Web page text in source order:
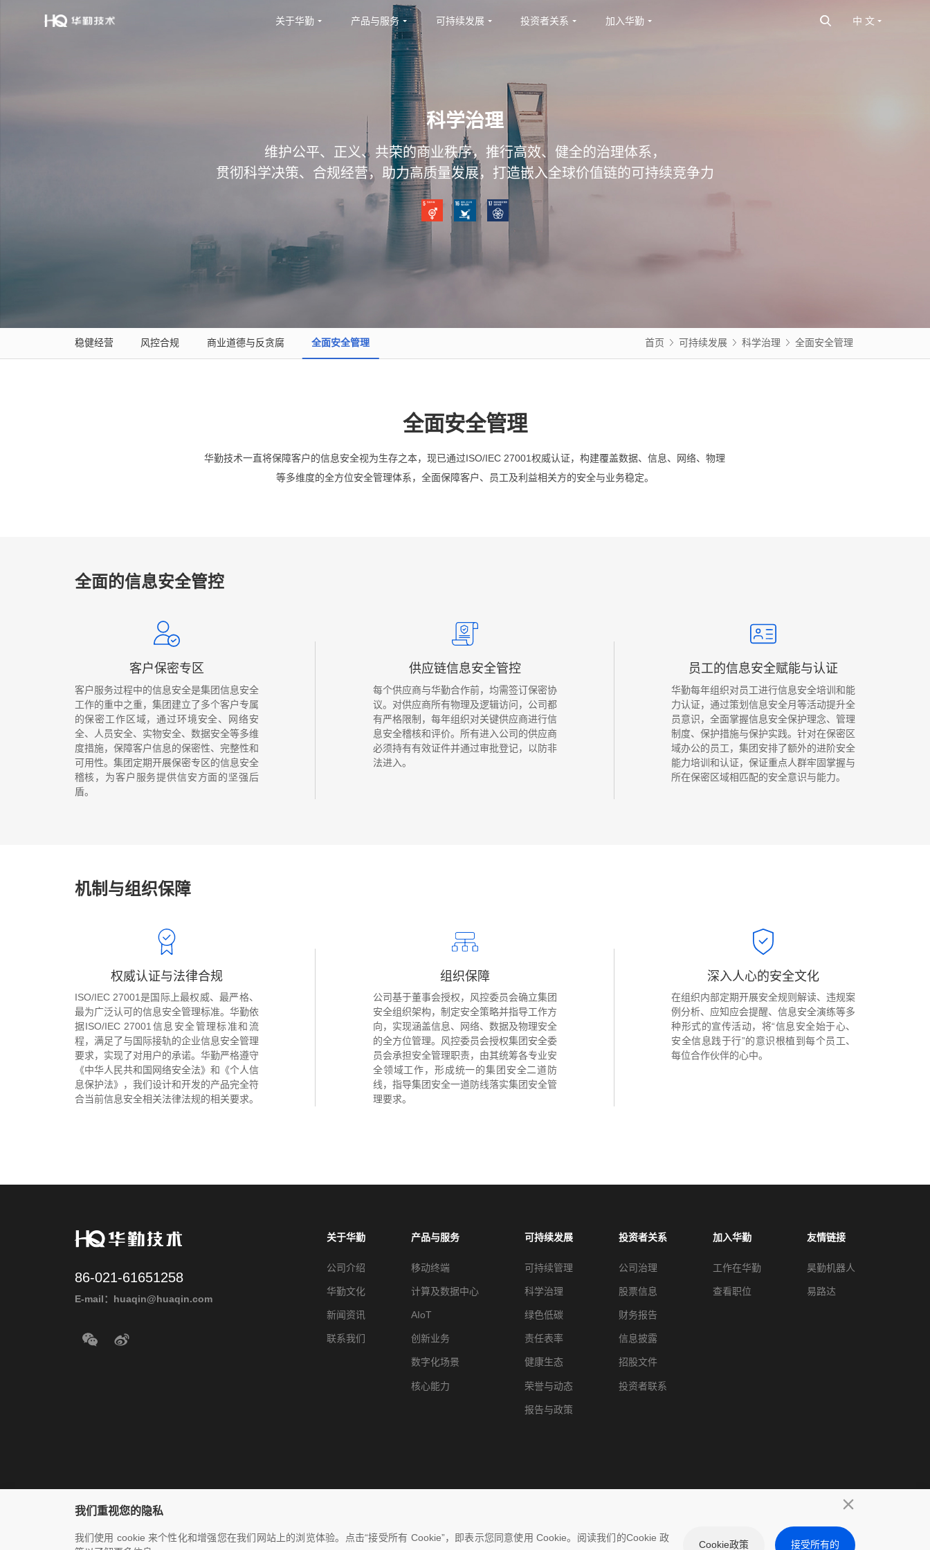
关于华勤 产品与服务 可持续发展 投资者关系 加入华勤 中 文
科学治理
维护公平、正义、共荣的商业秩序，推行高效、健全的治理体系，
贯彻科学决策、合规经营，助力高质量发展，打造嵌入全球价值链的可持续竞争力
稳健经营 风控合规 商业道德与反贪腐 全面安全管理 首页 可持续发展 科学治理 全面安全管理
全面安全管理
华勤技术一直将保障客户的信息安全视为生存之本，现已通过ISO/IEC 27001权威认证，构建覆盖数据、信息、网络、物理
等多维度的全方位安全管理体系，全面保障客户、员工及利益相关方的安全与业务稳定。
全面的信息安全管控
客户保密专区
客户服务过程中的信息安全是集团信息安全
工作的重中之重，集团建立了多个客户专属
的保密工作区域，通过环境安全、网络安
全、人员安全、实物安全、数据安全等多维
度措施，保障客户信息的保密性、完整性和
可用性。集团定期开展保密专区的信息安全
稽核，为客户服务提供信安方面的坚强后
盾。
供应链信息安全管控
每个供应商与华勤合作前，均需签订保密协
议。对供应商所有物理及逻辑访问，公司都
有严格限制，每年组织对关键供应商进行信
息安全稽核和评价。所有进入公司的供应商
必须持有有效证件并通过审批登记，以防非
法进入。
员工的信息安全赋能与认证
华勤每年组织对员工进行信息安全培训和能
力认证，通过策划信息安全月等活动提升全
员意识，全面掌握信息安全保护理念、管理
制度、保护措施与保护实践。针对在保密区
域办公的员工，集团安排了额外的进阶安全
能力培训和认证，保证重点人群牢固掌握与
所在保密区域相匹配的安全意识与能力。
机制与组织保障
权威认证与法律合规
ISO/IEC 27001是国际上最权威、最严格、
最为广泛认可的信息安全管理标准。华勤依
据ISO/IEC 27001信息安全管理标准和流
程，满足了与国际接轨的企业信息安全管理
要求，实现了对用户的承诺。华勤严格遵守
《中华人民共和国网络安全法》和《个人信
息保护法》，我们设计和开发的产品完全符
合当前信息安全相关法律法规的相关要求。
组织保障
公司基于董事会授权，风控委员会确立集团
安全组织架构，制定安全策略并指导工作方
向，实现涵盖信息、网络、数据及物理安全
的全方位管理。风控委员会授权集团安全委
员会承担安全管理职责，由其统筹各专业安
全领域工作，形成统一的集团安全二道防
线，指导集团安全一道防线落实集团安全管
理要求。
深入人心的安全文化
在组织内部定期开展安全规则解读、违规案
例分析、应知应会提醒、信息安全演练等多
种形式的宣传活动，将“信息安全始于心、
安全信息践于行”的意识根植到每个员工、
每位合作伙伴的心中。
86-021-61651258
E-mail：huaqin@huaqin.com
关于华勤
公司介绍
华勤文化
新闻资讯
联系我们
产品与服务
移动终端
计算及数据中心
AIoT
创新业务
数字化场景
核心能力
可持续发展
可持续管理
科学治理
绿色低碳
责任表率
健康生态
荣誉与动态
报告与政策
投资者关系
公司治理
股票信息
财务报告
信息披露
招股文件
投资者联系
加入华勤
工作在华勤
查看职位
友情链接
昊勤机器人
易路达
Copyright © 2020-2023 Huaqin Co.ltd. All rights reserved 沪ICP备18039593号 隐私政策 免责声明 Cookies政策 网站地图
我们重视您的隐私
我们使用 cookie 来个性化和增强您在我们网站上的浏览体验。点击“接受所有 Cookie”，即表示您同意使用 Cookie。阅读我们的Cookie 政
Cookie政策 接受所有的